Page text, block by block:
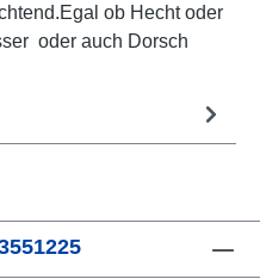
ob Hecht oder
oder auch Dorsch